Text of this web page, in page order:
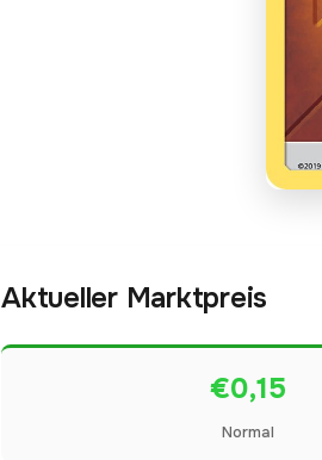
Aktueller Marktpreis
€0,15
Normal